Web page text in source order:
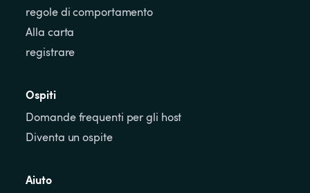
regole di comportamento
Alla carta
registrare
Ospiti
Domande frequenti per gli host
Diventa un ospite
Aiuto